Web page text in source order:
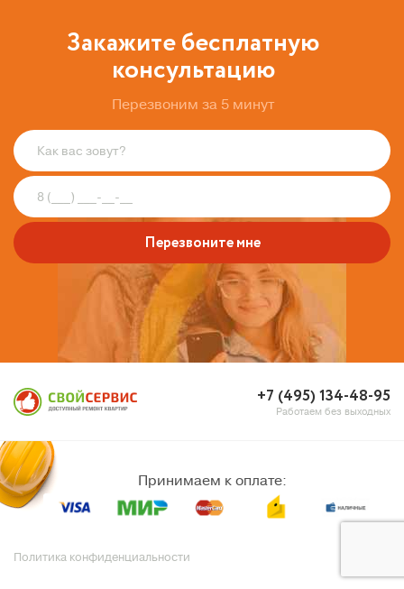
Закажите бесплатную
консультацию
Перезвоним за 5 минут
Перезвоните мне
+7 (495) 134-48-95
Работаем без выходных
Принимаем к оплате:
Политика конфиденциальности